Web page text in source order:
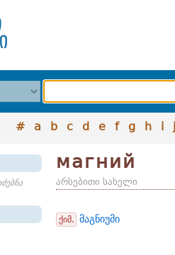
# a b c d e f g h i j
магний
არსებითი სახელი
ქიმ. მაგნიუმი